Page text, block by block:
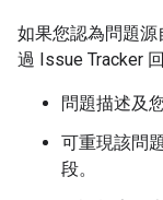
如果您認為問題
過 Issue Tracker
問題描述及
可重現該問
段。